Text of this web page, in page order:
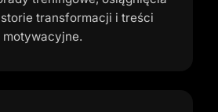
transformacji i treści
motywacyjne.